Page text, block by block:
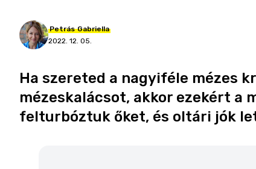
Petrás Gabriella
2022. 12. 05.
Ha szereted a nagyiféle mézes
mézeskalácsot, akkor ezekért a
felturbóztuk őket, és oltári jók